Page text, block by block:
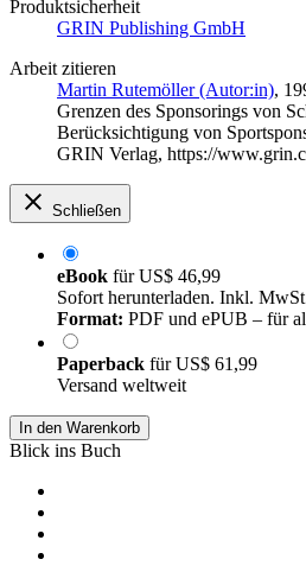
Produktsicherheit
GRIN Publishing GmbH
Arbeit zitieren
Martin Rutemöller (Autor:in),
Grenzen des Sponsorings von
Berücksichtigung von
GRIN Verlag, https://
Schließen
eBook fürUS$ 46,99
Sofort herunterladen. Inkl.
Format: PDF und ePUB – für
Paperback fürUS$ 61,99
Versand weltweit
In den Warenkorb
Blick ins Buch